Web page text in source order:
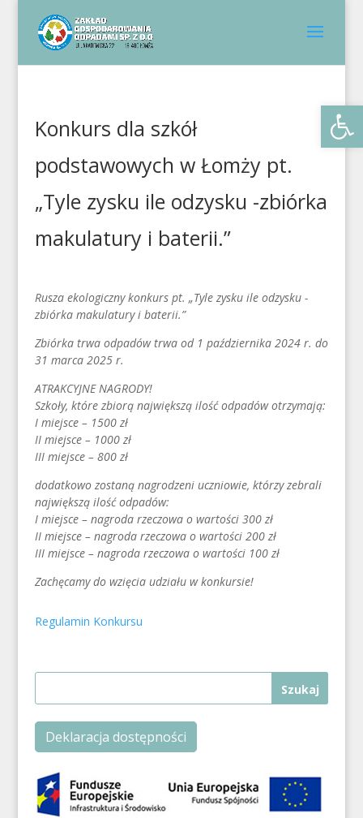
Konkurs dla szkół
podstawowych w Łomży pt.
„Tyle zysku ile odzysku -zbiórka
makulatury i baterii.”
Rusza ekologiczny konkurs pt. „Tyle zysku ile odzysku -
zbiórka makulatury i baterii.”
Zbiórka trwa odpadów trwa od 1 października 2024 r. do
31 marca 2025 r.
ATRAKCYJNE NAGRODY!
Szkoły, które zbiorą największą ilość odpadów otrzymają:
I miejsce – 1500 zł
II miejsce – 1000 zł
III miejsce – 800 zł
dodatkowo zostaną nagrodzeni uczniowie, którzy zebrali
największą ilość odpadów:
I miejsce – nagroda rzeczowa o wartości 300 zł
II miejsce – nagroda rzeczowa o wartości 200 zł
III miejsce – nagroda rzeczowa o wartości 100 zł
Zachęcamy do wzięcia udziału w konkursie!
Regulamin Konkursu
Deklaracja dostępności